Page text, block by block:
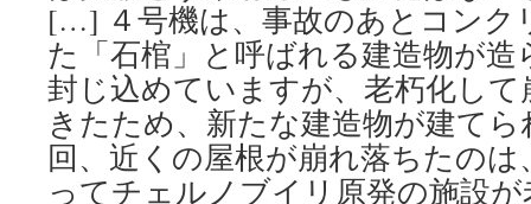
[…] ４号機は、事故のあとコンク
た「石棺」と呼ばれる建造物が
封じ込めていますが、老朽化し
きたため、新たな建造物が建て
回、近くの屋根が崩れ落ちたの
ってチェルノブイリ原発の施設